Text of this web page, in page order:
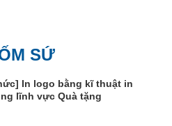
SỨ
In logo bằng kĩ thuật in
lĩnh vực Quà tặng